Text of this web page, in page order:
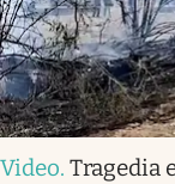
Video. Tragedia